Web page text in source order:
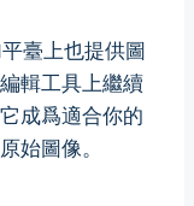
臺上也提供圖
輯工具上繼續
成爲適合你的
始圖像。